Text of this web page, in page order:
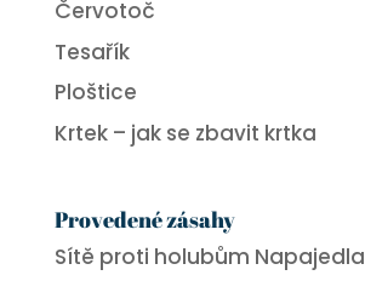
Červotoč
Tesařík
Ploštice
Krtek – jak se zbavit krtka
Provedené zásahy
Sítě proti holubům Napajedla